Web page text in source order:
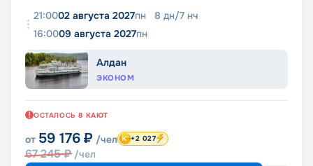
21:0002 августа 2027пн 8 дн/7 нч
16:0009 августа 2027пн
Алдан
ЭКОНОМ
ОСТАЛОСЬ 8 КАЮТ
от 59 176 ₽ /чел
67 245₽ /чел
+2 027